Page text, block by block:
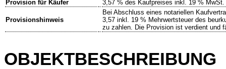
Provision für Käufer
3,57 % des Kaufpreises inkl. 19 % MwSt.
Provisionshinweis
Bei Abschluss eines notariellen
3,57 inkl. 19 % Mehrwertsteuer des
zu zahlen. Die Provision ist verdient und
OBJEKTBESCHREIBUNG